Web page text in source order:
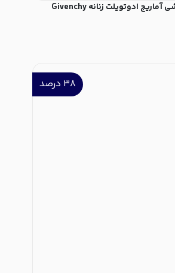
عطر ادکلن جیوانچی-ژیوانشی آماریج ادوتویلت زنانه Givenchy
۳۸ درصد